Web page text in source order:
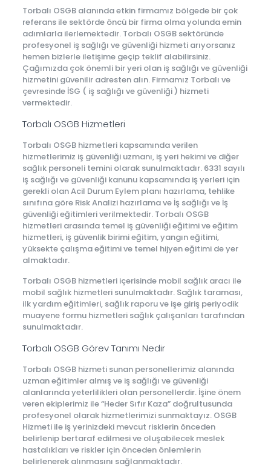
Torbalı OSGB alanında etkin firmamız bölgede bir çok
referans ile sektörde öncü bir firma olma yolunda emin
adımlarla ilerlemektedir. Torbalı OSGB sektöründe
profesyonel iş sağlığı ve güvenliği hizmeti arıyorsanız
hemen bizlerle iletişime geçip teklif alabilirsiniz.
Çağımızda çok önemli bir yeri olan iş sağlığı ve güvenliği
hizmetini güvenilir adresten alın. Firmamız Torbalı ve
çevresinde İSG ( iş sağlığı ve güvenliği ) hizmeti
vermektedir.
Torbalı OSGB Hizmetleri
Torbalı OSGB hizmetleri kapsamında verilen
hizmetlerimiz iş güvenliği uzmanı, iş yeri hekimi ve diğer
sağlık personeli temini olarak sunulmaktadır. 6331 sayılı
iş sağlığı ve güvenliği kanunu kapsamında iş yerleri için
gerekli olan Acil Durum Eylem planı hazırlama, tehlike
sınıfına göre Risk Analizi hazırlama ve İş sağlığı ve İş
güvenliği eğitimleri verilmektedir. Torbalı OSGB
hizmetleri arasında temel iş güvenliği eğitimi ve eğitim
hizmetleri, iş güvenlik birimi eğitim, yangın eğitimi,
yüksekte çalışma eğitimi ve temel hijyen eğitimi de yer
almaktadır.
Torbalı OSGB hizmetleri içerisinde mobil sağlık aracı ile
mobil sağlık hizmetleri sunulmaktadır. Sağlık taraması,
ilk yardım eğitimleri, sağlık raporu ve işe giriş periyodik
muayene formu hizmetleri sağlık çalışanları tarafından
sunulmaktadır.
Torbalı OSGB Görev Tanımı Nedir
Torbalı OSGB hizmeti sunan personellerimiz alanında
uzman eğitimler almış ve iş sağlığı ve güvenliği
alanlarında yeterlilikleri olan personellerdir. İşine önem
veren ekiplerimiz ile “Heder Sıfır Kaza” doğrultusunda
profesyonel olarak hizmetlerimizi sunmaktayız. OSGB
Hizmeti ile iş yerinizdeki mevcut risklerin önceden
belirlenip bertaraf edilmesi ve oluşabilecek meslek
hastalıkları ve riskler için önceden önlemlerin
belirlenerek alınmasını sağlanmaktadır.